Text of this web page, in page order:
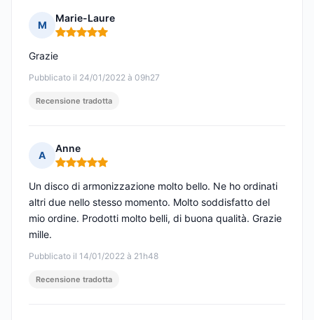
M
Marie-Laure
Nota: 5 su 5
Pubblicato il 24/01/2022 à 09h27
Grazie
Recensione tradotta
A
Anne
Nota: 5 su 5
Pubblicato il 14/01/2022 à 21h48
Un disco di armonizzazione molto bello. Ne ho ordinati
altri due nello stesso momento. Molto soddisfatto del
mio ordine. Prodotti molto belli, di buona qualità. Grazie
mille.
Recensione tradotta